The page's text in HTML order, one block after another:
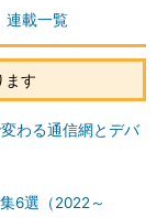
連載一覧
ます
わる通信網とデバ
6選（2022～